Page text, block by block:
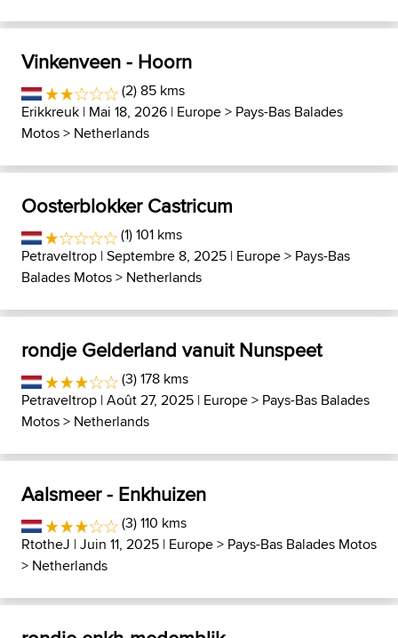
Vinkenveen - Hoorn
(2) 85 kms
Erikkreuk | Mai 18, 2026 | Europe> Pays-Bas Balades
Motos> Netherlands
Oosterblokker Castricum
(1) 101 kms
Petraveltrop | Septembre 8, 2025 | Europe> Pays-Bas
Balades Motos> Netherlands
rondje Gelderland vanuit Nunspeet
(3) 178 kms
Petraveltrop | Août 27, 2025 | Europe> Pays-Bas Balades
Motos> Netherlands
Aalsmeer - Enkhuizen
(3) 110 kms
RtotheJ | Juin 11, 2025 | Europe> Pays-Bas Balades Motos
> Netherlands